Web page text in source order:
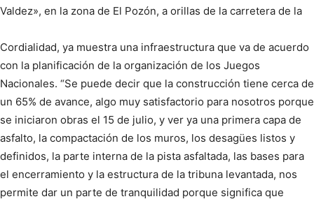
Valdez», en la zona de El Pozón, a orillas de la carretera de la
Cordialidad, ya muestra una infraestructura que va de acuerdo
con la planificación de la organización de los Juegos
Nacionales. “Se puede decir que la construcción tiene cerca de
un 65% de avance, algo muy satisfactorio para nosotros porque
se iniciaron obras el 15 de julio, y ver ya una primera capa de
asfalto, la compactación de los muros, los desagües listos y
definidos, la parte interna de la pista asfaltada, las bases para
el encerramiento y la estructura de la tribuna levantada, nos
permite dar un parte de tranquilidad porque significa que